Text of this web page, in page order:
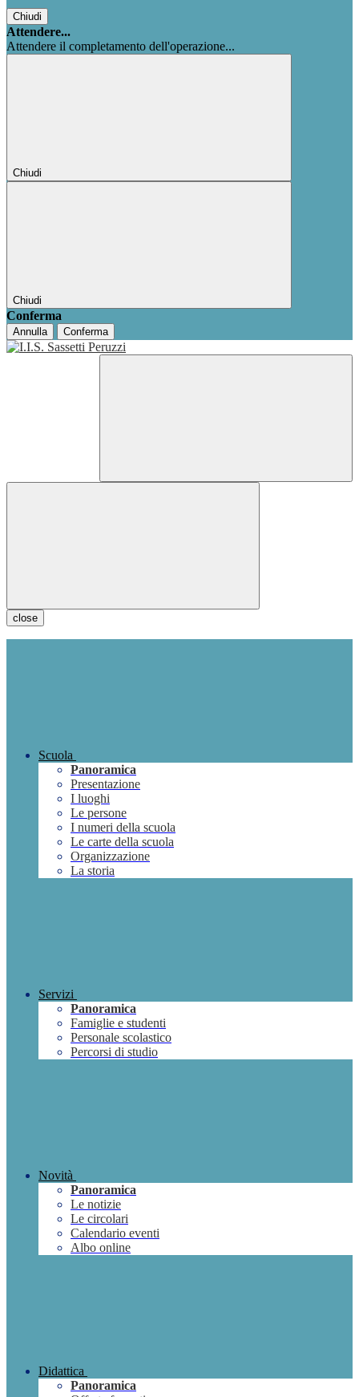
Chiudi
Attendere...
Attendere il completamento dell'operazione...
Chiudi
Chiudi
Conferma
Annulla Conferma
close
Scuola
Panoramica
Presentazione
I luoghi
Le persone
I numeri della scuola
Le carte della scuola
Organizzazione
La storia
Servizi
Panoramica
Famiglie e studenti
Personale scolastico
Percorsi di studio
Novità
Panoramica
Le notizie
Le circolari
Calendario eventi
Albo online
Didattica
Panoramica